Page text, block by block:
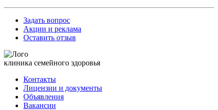
Задать вопрос
Акции и реклама
Оставить отзыв
клиника семейного здоровья
Контакты
Лицензии и документы
Объявления
Вакансии